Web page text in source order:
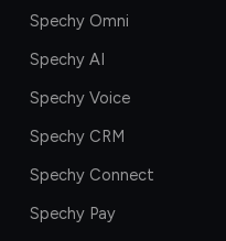
Spechy Omni
Spechy AI
Spechy Voice
Spechy CRM
Spechy Connect
Spechy Pay